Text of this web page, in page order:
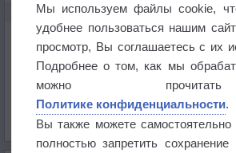
КАРТЫ ПОГОДЫ В ЛЕВИТТАУНЕ
Температура
Давление
Осадки
Облачность
Список всех карт
Мы используем файлы cookie,
удобнее пользоваться нашим
просмотр, Вы соглашаетесь с их
Подробнее о том, как мы
можно
Политике конфиденциальности.
Вы также можете самостоятельно
полностью запретить